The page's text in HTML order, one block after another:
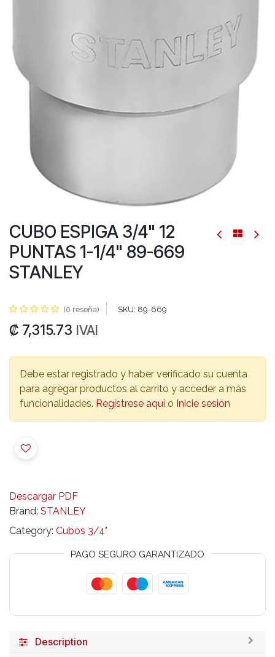
CUBO ESPIGA 3/4" 12
PUNTAS 1-1/4" 89-669
STANLEY
(0 reseña) SKU: 89-669
₡ 7,315.73 IVAI
Debe estar registrado y haber verificado su cuenta
para agregar productos al carrito y acceder a más
funcionalidades. Regístrese aquí o Inicie sesión
Descargar PDF
Brand: STANLEY
Category: Cubos 3/4"
PAGO SEGURO GARANTIZADO
Description